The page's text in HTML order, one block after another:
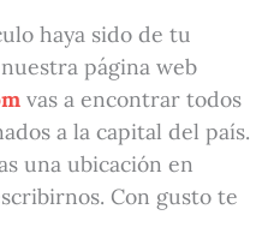
haya sido de tu
página web
vas a encontrar todos
a la capital del país.
una ubicación en
Con gusto te